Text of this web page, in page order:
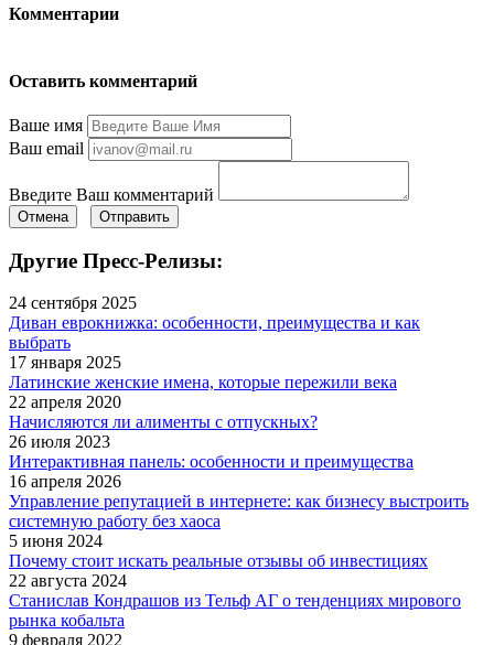
Комментарии
Оставить комментарий
Ваше имя
Ваш email
Введите Ваш комментарий
Отмена Отправить
Другие Пресс-Релизы:
24 сентября 2025
Диван еврокнижка: особенности, преимущества и как
выбрать
17 января 2025
Латинские женские имена, которые пережили века
22 апреля 2020
Начисляются ли алименты с отпускных?
26 июля 2023
Интерактивная панель: особенности и преимущества
16 апреля 2026
Управление репутацией в интернете: как бизнесу выстроить
системную работу без хаоса
5 июня 2024
Почему стоит искать реальные отзывы об инвестициях
22 августа 2024
Станислав Кондрашов из Тельф АГ о тенденциях мирового
рынка кобальта
9 февраля 2022